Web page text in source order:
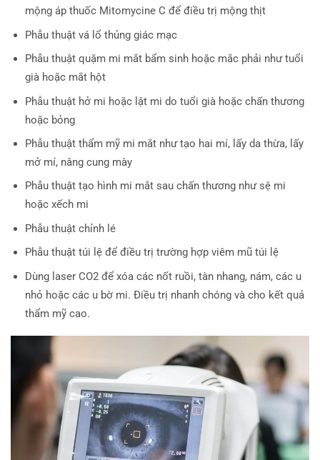
mộng áp thuốc Mitomycine C để điều trị mộng thịt
Phẫu thuật vá lổ thủng giác mạc
Phẫu thuật quặm mi mắt bẩm sinh hoặc mắc phải như tuổi
già hoặc mắt hột
Phẫu thuật hở mi hoặc lật mi do tuổi già hoặc chấn thương
hoặc bỏng
Phẫu thuật thẩm mỹ mi mắt như tạo hai mí, lấy da thừa, lấy
mở mí, nâng cung mày
Phẫu thuật tạo hình mi mắt sau chấn thương như sệ mi
hoặc xếch mi
Phẫu thuật chỉnh lé
Phẫu thuật túi lệ để điều trị trường hợp viêm mũ túi lệ
Dùng laser CO2 để xóa các nốt ruồi, tàn nhang, nám, các u
nhỏ hoặc các u bờ mi. Ðiều trị nhanh chóng và cho kết quả
thẩm mỹ cao.